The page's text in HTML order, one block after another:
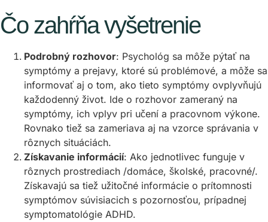
Čo zahŕňa vyšetrenie
Podrobný rozhovor: Psychológ sa môže pýtať na
symptómy a prejavy, ktoré sú problémové, a môže sa
informovať aj o tom, ako tieto symptómy ovplyvňujú
každodenný život. Ide o rozhovor zameraný na
symptómy, ich vplyv pri učení a pracovnom výkone.
Rovnako tiež sa zameriava aj na vzorce správania v
rôznych situáciách.
Získavanie informácií: Ako jednotlivec funguje v
rôznych prostrediach /domáce, školské, pracovné/.
Získavajú sa tiež užitočné informácie o prítomnosti
symptómov súvisiacich s pozornosťou, prípadnej
symptomatológie ADHD.